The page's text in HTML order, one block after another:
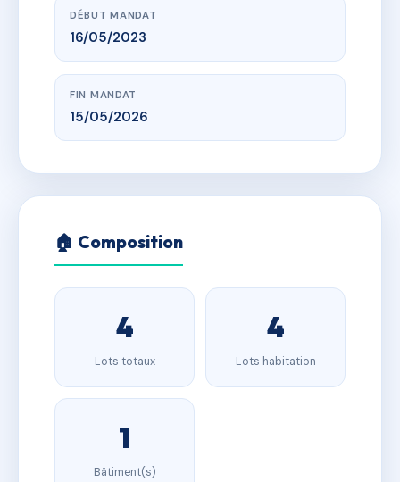
DÉBUT MANDAT
16/05/2023
FIN MANDAT
15/05/2026
🏠 Composition
4
Lots totaux
4
Lots habitation
1
Bâtiment(s)